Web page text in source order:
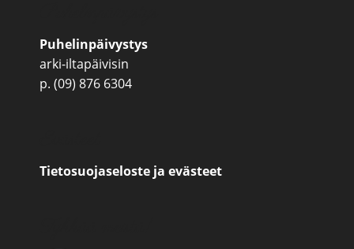
Puhelinpäivystys
arki-iltapäivisin
p. (09) 876 6304
Tietosuojaseloste ja evästeet